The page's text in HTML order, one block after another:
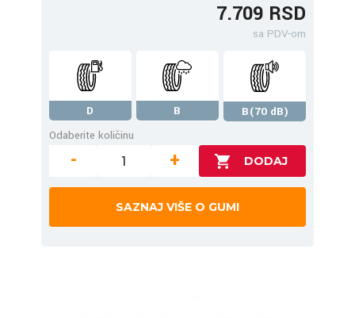
7.709 RSD
sa PDV-om
D B
B(70 dB)
Odaberite količinu
- +
SAZNAJ VIŠE O GUMI